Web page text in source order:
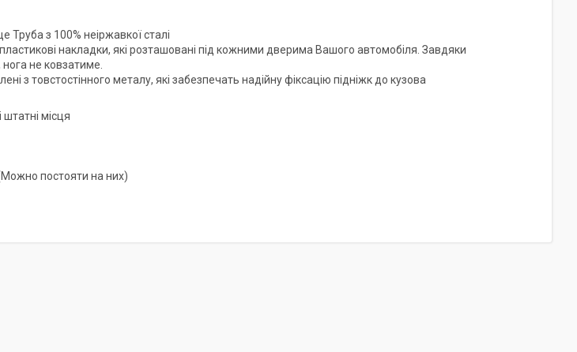
з 100% неіржавкої сталі
накладки, які розташовані під кожними дверима Вашого автомобіля. Завдяки
не ковзатиме.
з товстостінного металу, які забезпечать надійну фіксацію підніжк до кузова
штатні місця
постояти на них)